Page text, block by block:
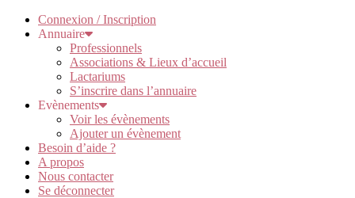
Connexion / Inscription
Annuaire
Professionnels
Associations & Lieux d’accueil
Lactariums
S’inscrire dans l’annuaire
Evènements
Voir les évènements
Ajouter un évènement
Besoin d’aide ?
A propos
Nous contacter
Se déconnecter